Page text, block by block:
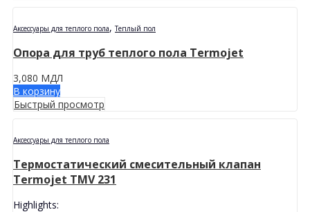
Аксессуары для теплого пола,Tеплый пол
Опора для труб теплого пола Termojet
3,080 МДЛ
В корзину
Быстрый просмотр
Аксессуары для теплого пола
Термостатический смесительный клапан
Termojet TMV 231
Highlights: